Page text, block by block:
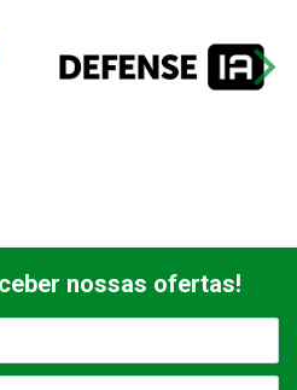
nossas ofertas!